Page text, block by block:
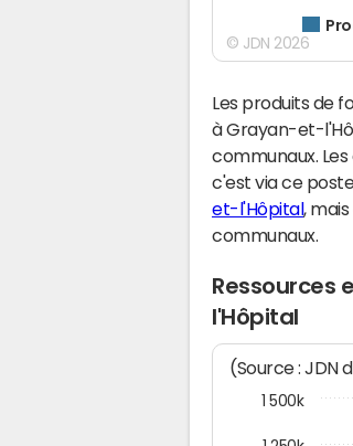
© JDN 2026
Les produits de
à Grayan-et-
communaux.
c'est via ce
et-l'Hôpital,
communaux.
Ressources
l'Hôpital
(Source : JDN
1 500k